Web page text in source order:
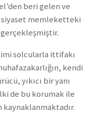
beri gelen ve
siyaset memleketteki
solcularla ittifakı
kendi
yıkıcı bir yanı
de bu korumak ile